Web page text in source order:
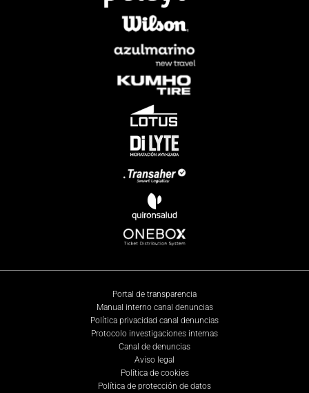
Portal de transparencia
Manual interno canal denuncias
Política privacidad canal denuncias
Protocolo investigaciones internas
Canal de denuncias
Aviso legal
Política de cookies
Política de protección de datos